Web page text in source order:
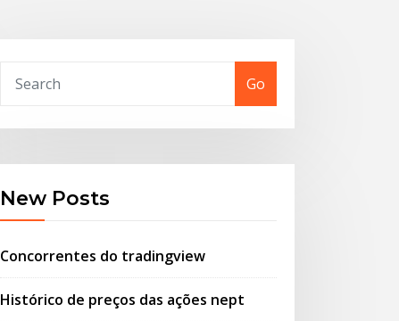
Go
New Posts
Concorrentes do tradingview
Histórico de preços das ações nept